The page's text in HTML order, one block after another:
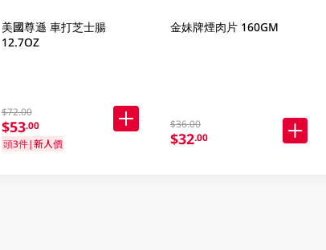
美國尊遜 車打芝士腸
12.7OZ
$72.00
$53.00
頭3件|新人價
金妹牌煙肉片 160GM
$36.00
$32.00